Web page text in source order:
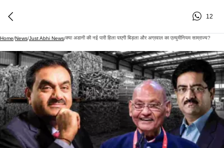
12
Home/News/Just Abhi News/क्या अडानी की नई पारी हिला पाएगी बिड़ला और अग्रवाल का एल्युमीनियम साम्राज्य?​